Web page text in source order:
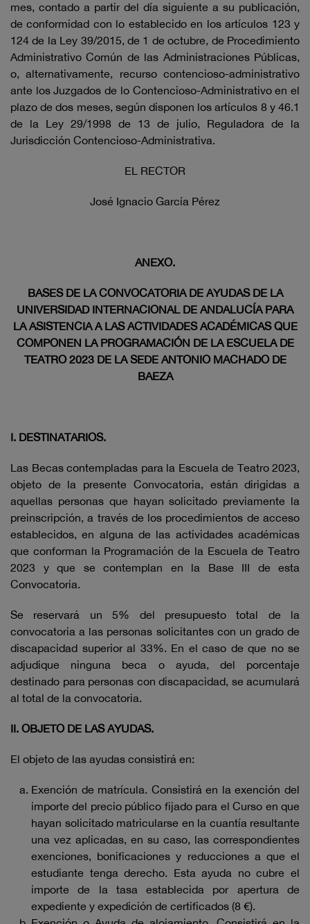
mes, contado a partir del día siguiente a su publicación,
de conformidad con lo establecido en los artículos 123 y
124 de la Ley 39/2015, de 1 de octubre, de Procedimiento
Administrativo Común de las Administraciones Públicas,
o, alternativamente, recurso contencioso-administrativo
ante los Juzgados de lo Contencioso-Administrativo en el
plazo de dos meses, según disponen los artículos 8 y 46.1
de la Ley 29/1998 de 13 de julio, Reguladora de la
Jurisdicción Contencioso-Administrativa.
EL RECTOR
José Ignacio García Pérez
ANEXO.
BASES DE LA CONVOCATORIA DE AYUDAS DE LA
UNIVERSIDAD INTERNACIONAL DE ANDALUCÍA PARA
LA ASISTENCIA A LAS ACTIVIDADES ACADÉMICAS QUE
COMPONEN LA PROGRAMACIÓN DE LA ESCUELA DE
TEATRO 2023 DE LA SEDE ANTONIO MACHADO DE
BAEZA
I. DESTINATARIOS.
Las Becas contempladas para la Escuela de Teatro 2023,
objeto de la presente Convocatoria, están dirigidas a
aquellas personas que hayan solicitado previamente la
preinscripción, a través de los procedimientos de acceso
establecidos, en alguna de las actividades académicas
que conforman la Programación de la Escuela de Teatro
2023 y que se contemplan en la Base III de esta
Convocatoria.
Se reservará un 5% del presupuesto total de la
convocatoria a las personas solicitantes con un grado de
discapacidad superior al 33%. En el caso de que no se
adjudique ninguna beca o ayuda, del porcentaje
destinado para personas con discapacidad, se acumulará
al total de la convocatoria.
II. OBJETO DE LAS AYUDAS.
El objeto de las ayudas consistirá en:
Exención de matrícula. Consistirá en la exención del
importe del precio público fijado para el Curso en que
hayan solicitado matricularse en la cuantía resultante
una vez aplicadas, en su caso, las correspondientes
exenciones, bonificaciones y reducciones a que el
estudiante tenga derecho. Esta ayuda no cubre el
importe de la tasa establecida por apertura de
expediente y expedición de certificados (8 €).